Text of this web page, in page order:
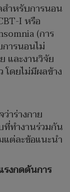
ำหรับการนอน
I หรือ
(การ
ารนอนไม่
และงานวิจัย
โดยไม่มีผลข้าง
าร่างกาย
ทำงานร่วมกัน
แต่ละข้อแนะนำ
งกดดันการ